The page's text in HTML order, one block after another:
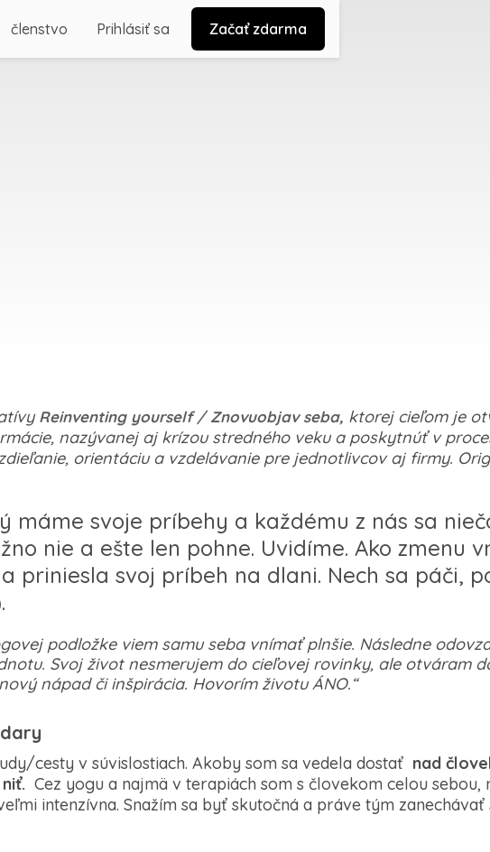
členstvo Prihlásiť sa Začať zdarma
Reinventing yourself / Znovuobjav seba, ktorej cieľom je
nazývanej aj krízou stredného veku a poskytnúť v
orientáciu a vzdelávanie pre jednotlivcov aj firmy.
máme svoje príbehy a každému z nás sa
nie a ešte len pohne. Uvidíme. Ako zmenu
priniesla svoj príbeh na dlani. Nech sa páči,
podložke viem samu seba vnímať plnšie. Následne
Svoj život nesmerujem do cieľovej rovinky, ale otváram
nápad či inšpirácia. Hovorím životu ÁNO.“
cesty v súvislostiach. Akoby som sa vedela dostať nad
Cez yogu a najmä v terapiách som s človekom celou sebou,
intenzívna. Snažím sa byť skutočná a práve tým zanechávať